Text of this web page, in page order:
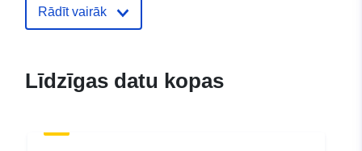
Rādīt vairāk
Līdzīgas datu kopas